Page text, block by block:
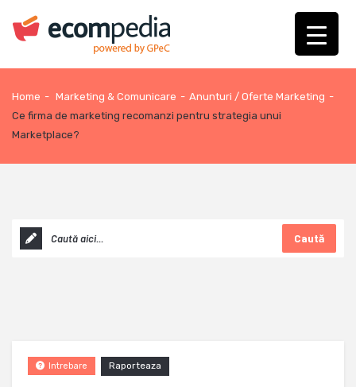
Home - Marketing & Comunicare - Anunturi / Oferte Marketing -
Ce firma de marketing recomanzi pentru strategia unui
Marketplace?
Caută
Raporteaza
Intrebare